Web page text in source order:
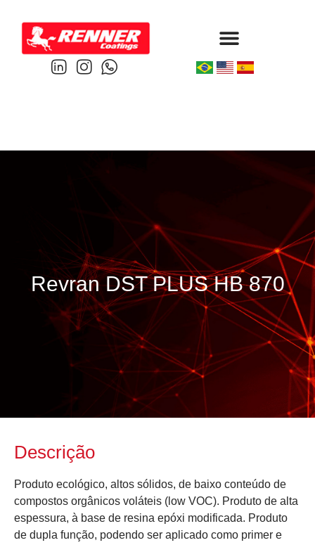
Revran DST PLUS HB 870
Descrição
Produto ecológico, altos sólidos, de baixo conteúdo de
compostos orgânicos voláteis (low VOC). Produto de alta
espessura, à base de resina epóxi modificada. Produto
de dupla função, podendo ser aplicado como primer e